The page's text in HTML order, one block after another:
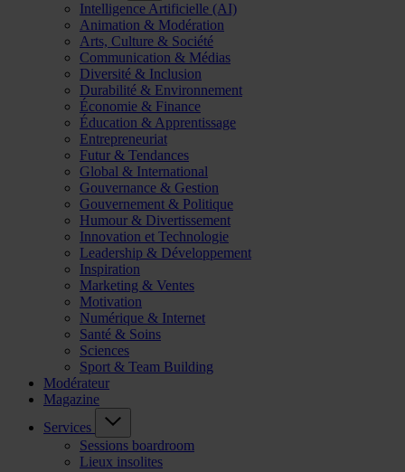
Intelligence Artificielle (AI)
Animation & Modération
Arts, Culture & Société
Communication & Médias
Diversité & Inclusion
Durabilité & Environnement
Économie & Finance
Éducation & Apprentissage
Entrepreneuriat
Futur & Tendances
Global & International
Gouvernance & Gestion
Gouvernement & Politique
Humour & Divertissement
Innovation et Technologie
Leadership & Développement
Inspiration
Marketing & Ventes
Motivation
Numérique & Internet
Santé & Soins
Sciences
Sport & Team Building
Modérateur
Magazine
Services
Sessions boardroom
Lieux insolites